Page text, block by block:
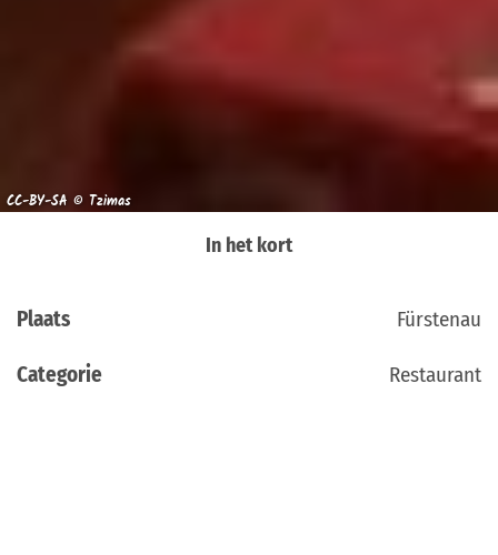
CC-BY-SA © Tzimas
In het kort
Plaats Fürstenau
Categorie Restaurant